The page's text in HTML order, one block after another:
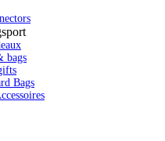
bags
Bags